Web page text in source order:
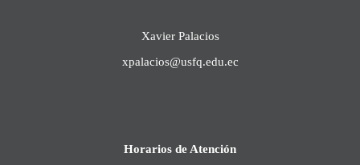
Xavier Palacios
xpalacios@usfq.edu.ec
Horarios de Atención